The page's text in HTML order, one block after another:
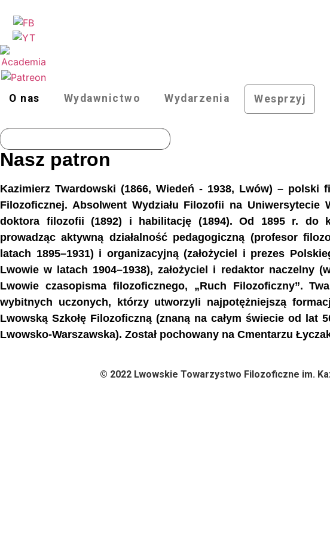
O nas Wydawnictwo Wydarzenia Wesprzyj
Nasz patron
Kazimierz Twardowski (1866, Wiedeń - 1938, Lwów) – polski
Filozoficznej. Absolwent Wydziału Filozofii na Uniwersytecie
doktora filozofii (1892) i habilitację (1894). Od 1895 r. do
prowadząc aktywną działalność pedagogiczną (profesor
latach 1895–1931) i organizacyjną (założyciel i prezes
Lwowie w latach 1904–1938), założyciel i redaktor naczelny
Lwowie czasopisma filozoficznego, „Ruch Filozoficzny”.
wybitnych uczonych, którzy utworzyli najpotężniejszą
Lwowską Szkołę Filozoficzną (znaną na całym świecie od lat
Lwowsko-Warszawska). Został pochowany na Сmentarzu
© 2022 Lwowskie Towarzystwo Filozoficzne im.